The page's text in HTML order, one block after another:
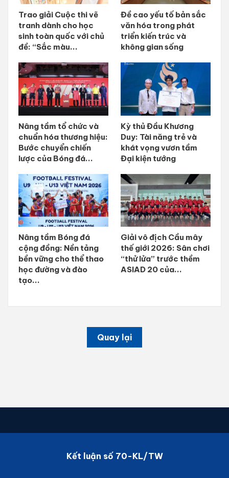
Trao giải Cuộc thi vẽ
tranh dành cho học
sinh toàn quốc với chủ
đề: “Sắc màu...
Đề cao yếu tố bản sắc
văn hóa trong phát
triển kiến trúc và
không gian sống
Nâng tầm tổ chức và
chuẩn hóa thương hiệu:
Bước chuyển chiến
lược của Bóng đá...
Kỳ thủ Đầu Khương
Duy: Tài năng trẻ và
khát vọng vươn tầm
Đại kiện tướng
Nâng tầm Bóng đá
cộng đồng: Nền tảng
bền vững cho thể thao
học đường và đào
tạo...
Giải vô địch Cầu mây
thế giới 2026: Sân chơi
“thử lửa” trước thềm
ASIAD 20 của...
Quay lại
Kết luận số 70-KL/TW